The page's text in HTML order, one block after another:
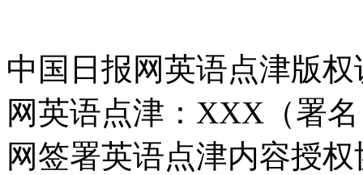
中国日报网英语点津版
网英语点津：XXX（署
网签署英语点津内容授